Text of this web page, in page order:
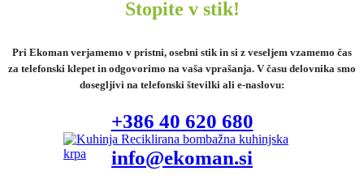
Stopite v stik!
Pri Ekoman verjamemo v pristni, osebni stik in si z veseljem vzamemo čas
za telefonski klepet in odgovorimo na vaša vprašanja. V času delovnika smo
dosegljivi na telefonski številki ali e-naslovu:
+386 40 620 680
info@ekoman.si